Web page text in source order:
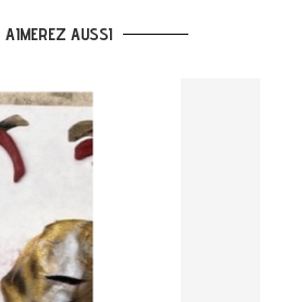
AIMEREZ AUSSI